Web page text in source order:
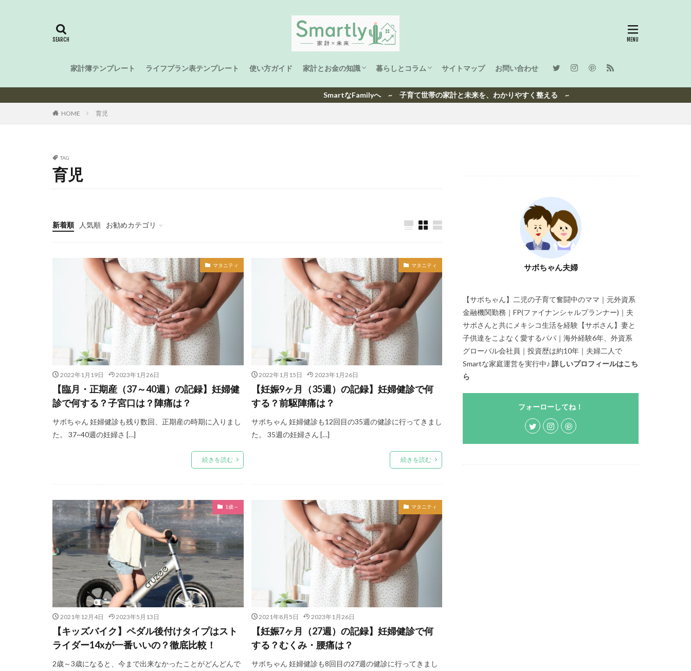
家計簿テンプレート ライフプラン表テンプレート 使い方ガイド 家計とお金の知識
家計管理
ライフプラン
資産形成
暮らしとコラム
子育て
海外生活と旅
洋楽ヒット曲ランキング
日本ヒット曲ランキング
サイトマップ お問い合わせ
SmartなFamilyへ ~ 子育て世帯の家計と未来を、わかりやすく整える ~
HOME 育児
TAG
育児
新着順 人気順
お勧めカテゴリ
-
マタニティ
2022年1月19日 2023年1月26日
【臨月・正期産（37～40週）の記録】妊婦健
診で何する？子宮口は？陣痛は？
サボちゃん 妊婦健診も残り数回、正期産の時期に入りまし
た。 37~40週の妊婦さ […]
続きを読む
マタニティ
2022年1月15日 2023年1月26日
【妊娠9ヶ月（35週）の記録】妊婦健診で何
する？前駆陣痛は？
サボちゃん 妊婦健診も12回目の35週の健診に行ってきまし
た。 35週の妊婦さん […]
続きを読む
1歳～
2021年12月4日 2023年5月13日
【キッズバイク】ペダル後付けタイプはスト
ライダー14xが一番いいの？徹底比較！
2歳～3歳になると、今まで出来なかったことがどんどんで
マタニティ
2021年8月5日 2023年1月26日
【妊娠7ヶ月（27週）の記録】妊婦健診で何
する？むくみ・腰痛は？
サボちゃん 妊婦健診も8回目の27週の健診に行ってきまし
サボちゃん夫婦
【サボちゃん】二児の子育て奮闘中のママ｜元外資系
金融機関勤務｜FP(ファイナンシャルプランナー)｜夫
サボさんと共にメキシコ生活を経験【サボさん】妻と
子供達をこよなく愛するパパ｜海外経験6年、外資系
グローバル会社員｜投資歴は約10年｜夫婦二人で
Smartな家庭運営を実行中♪ 詳しいプロフィールはこち
ら
フォーローしてね！